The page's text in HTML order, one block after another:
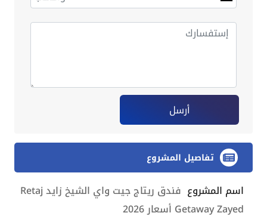
أرسل
تفاصيل المشروع
اسم المشروع
فندق ريتاج جيت واي الشيخ زايد Retaj
Getaway Zayed أسعار 2026